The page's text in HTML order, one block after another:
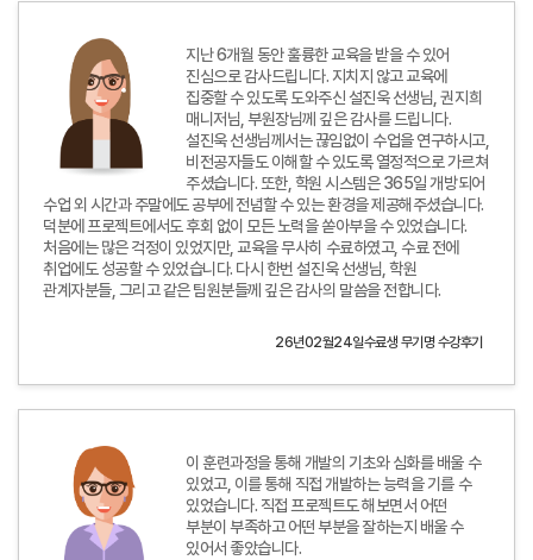
지난 6개월 동안 훌륭한 교육을 받을 수 있어
진심으로 감사드립니다. 지치지 않고 교육에
집중할 수 있도록 도와주신 설진욱 선생님, 권지희
매니저님, 부원장님께 깊은 감사를 드립니다.
설진욱 선생님께서는 끊임없이 수업을 연구하시고,
비전공자들도 이해할 수 있도록 열정적으로 가르쳐
주셨습니다. 또한, 학원 시스템은 365일 개방되어
수업 외 시간과 주말에도 공부에 전념할 수 있는 환경을 제공해주셨습니다.
덕분에 프로젝트에서도 후회 없이 모든 노력을 쏟아부을 수 있었습니다.
처음에는 많은 걱정이 있었지만, 교육을 무사히 수료하였고, 수료 전에
취업에도 성공할 수 있었습니다. 다시 한번 설진욱 선생님, 학원
관계자분들, 그리고 같은 팀원분들께 깊은 감사의 말씀을 전합니다.
26년02월24일수료생 무기명 수강후기
이 훈련과정을 통해 개발의 기초와 심화를 배울 수
있었고, 이를 통해 직접 개발하는 능력을 기를 수
있었습니다. 직접 프로젝트도 해보면서 어떤
부분이 부족하고 어떤 부분을 잘하는지 배울 수
있어서 좋았습니다.